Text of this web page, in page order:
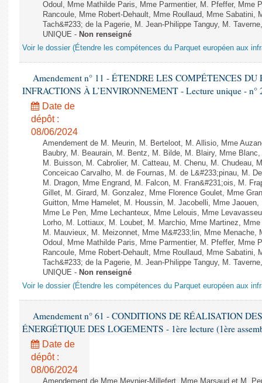
Odoul, Mme Mathilde Paris, Mme Parmentier, M. Pfeffer, Mme
Rancoule, Mme Robert-Dehault, Mme Roullaud, Mme
Tach&#233; de la Pagerie, M. Jean-Philippe Tanguy, M.
UNIQUE - Non renseigné
Voir le dossier (Étendre les compétences du Parquet européen aux
Amendement n° 11 - ÉTENDRE LES COMPÉTENCES
INFRACTIONS À L’ENVIRONNEMENT - Lecture unique - n°
Date de
dépôt :
08/06/2024
Amendement de M. Meurin, M. Berteloot, M. Allisio, Mme
Baubry, M. Beaurain, M. Bentz, M. Bilde, M. Blairy, Mme
M. Buisson, M. Cabrolier, M. Catteau, M. Chenu, M. Chudeau,
Conceicao Carvalho, M. de Fournas, M. de L&#233;pinau, M.
M. Dragon, Mme Engrand, M. Falcon, M. Fran&#231;ois, M.
Gillet, M. Girard, M. Gonzalez, Mme Florence Goulet, Mme
Guitton, Mme Hamelet, M. Houssin, M. Jacobelli, Mme
Mme Le Pen, Mme Lechanteux, Mme Lelouis, Mme
Lorho, M. Lottiaux, M. Loubet, M. Marchio, Mme Martinez,
M. Mauvieux, M. Meizonnet, Mme M&#233;lin, Mme Menache,
Odoul, Mme Mathilde Paris, Mme Parmentier, M. Pfeffer, Mme
Rancoule, Mme Robert-Dehault, Mme Roullaud, Mme
Tach&#233; de la Pagerie, M. Jean-Philippe Tanguy, M.
UNIQUE - Non renseigné
Voir le dossier (Étendre les compétences du Parquet européen aux
Amendement n° 61 - CONDITIONS DE RÉALISATION
ÉNERGÉTIQUE DES LOGEMENTS - 1ère lecture (1ère
Date de
dépôt :
08/06/2024
Amendement de Mme Meynier-Millefert, Mme Marsaud et M.